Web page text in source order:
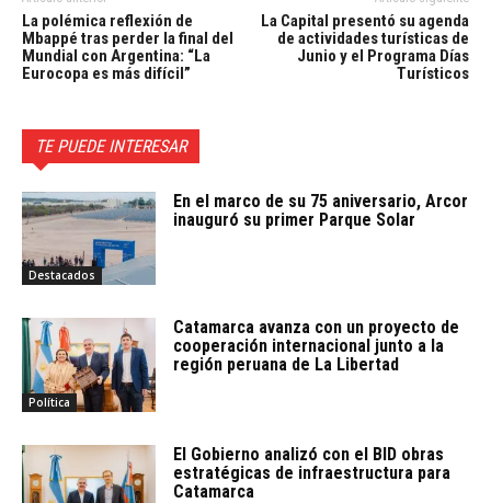
La polémica reflexión de
Mbappé tras perder la final del
Mundial con Argentina: “La
Eurocopa es más difícil”
La Capital presentó su agenda
de actividades turísticas de
Junio y el Programa Días
Turísticos
TE PUEDE INTERESAR
Destacados
En el marco de su 75 aniversario, Arcor
inauguró su primer Parque Solar
Política
Catamarca avanza con un proyecto de
cooperación internacional junto a la
región peruana de La Libertad
El Gobierno analizó con el BID obras
estratégicas de infraestructura para
Catamarca